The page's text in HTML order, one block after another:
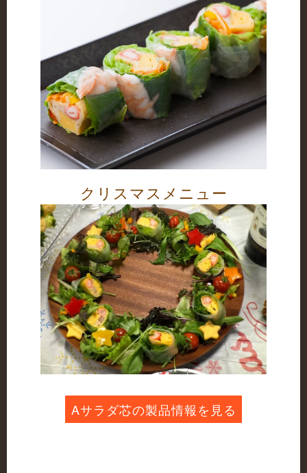
クリスマスメニュー
Aサラダ芯の製品情報を見る